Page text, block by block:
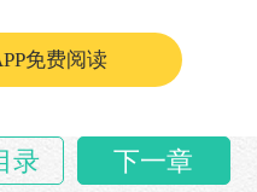
免费阅读
录 下一章